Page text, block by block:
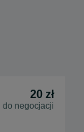
20 zł
do negocjacji